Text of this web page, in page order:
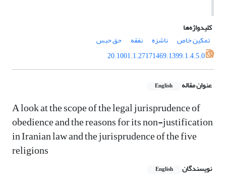
کلیدواژه‌ها
تمکین خاص
ناشزه نفقه
حق حبس
20.1001.1.27171469.1399.1.4.5.0
عنوان مقاله English
A look at the scope of the legal jurisprudence of
obedience and the reasons for its non-justification
in Iranian law and the jurisprudence of the five
religions
نویسندگان English